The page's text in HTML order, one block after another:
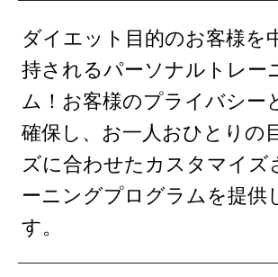
ダイエット目的のお客様を
持されるパーソナルトレー
ム！お客様のプライバシー
確保し、お一人おひとりの
ズに合わせたカスタマイズ
ーニングプログラムを提供
す。